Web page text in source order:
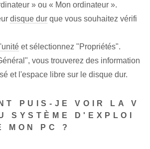
» ou « Mon⁣ ordinateur ».
disque dur que vous souhaitez vérifi
et sélectionnez "Propriétés".
vous trouverez des information
et l'espace libre sur le disque dur.
PUIS-JE VOIR LA V
SYSTÈME D'EXPLOI
MON PC ?